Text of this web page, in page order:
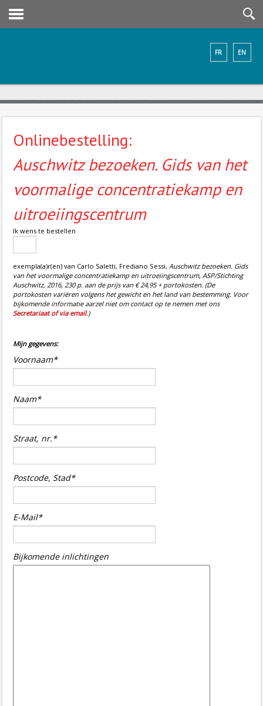
EN
FR
Onlinebestelling:
Auschwitz bezoeken. Gids van het
voormalige concentratiekamp en
uitroeiingscentrum
Ik wens te bestellen
exempla(a)r(en) van Carlo Saletti, Frediano Sessi, Auschwitz bezoeken. Gids
van het voormalige concentratiekamp en uitroeiingscentrum, ASP/Stichting
Auschwitz, 2016, 230 p. aan de prijs van € 24,95 + portokosten. (De
portokosten variëren volgens het gewicht en het land van bestemming. Voor
bijkomende informatie aarzel niet om contact op te nemen met ons
Secretariaat of via email.)
Mijn gegevens:
Voornaam*
Naam*
Straat, nr.*
Postcode, Stad*
E-Mail*
Bijkomende inlichtingen